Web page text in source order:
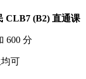
CLB7 (B2) 直通课
600 分
可